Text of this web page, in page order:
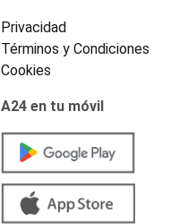
Privacidad
Términos y Condiciones
Cookies
A24 en tu móvil